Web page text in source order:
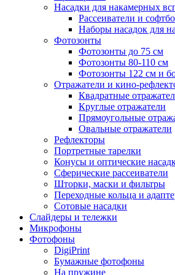
Насадки для накамерных
Рассеиватели и
Наборы насадок для
Фотозонты
Фотозонты до 75 см
Фотозонты 80-110 см
Фотозонты 122 см и
Отражатели и кино-
Квадратные
Круглые отражатели
Прямоугольные
Овальные отражатели
Рефлекторы
Портретные тарелки
Конусы и оптические
Сферические рассеиватели
Шторки, маски и фильтры
Переходные кольца и
Сотовые насадки
Слайдеры и тележки
Микрофоны
Фотофоны
DigiPrint
Бумажные фотофоны
На пружине